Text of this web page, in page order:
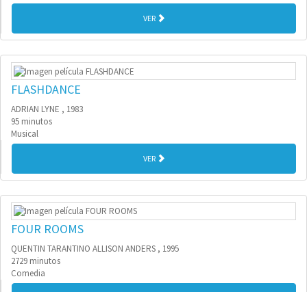
VER
FLASHDANCE
ADRIAN LYNE , 1983
95 minutos
Musical
VER
FOUR ROOMS
QUENTIN TARANTINO ALLISON ANDERS , 1995
2729 minutos
Comedia